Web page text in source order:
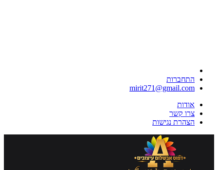
התחברות
mirit271@gmail.com
אודות
צרו קשר
הצהרת נגישות